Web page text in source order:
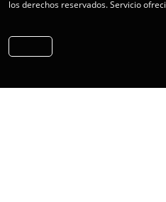
los derechos reservados.Servicio